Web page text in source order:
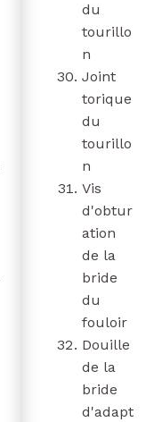
du
tourillo
n
Joint
torique
du
tourillo
n
Vis
d'obtur
ation
de la
bride
du
fouloir
Douille
de la
bride
d'adapt